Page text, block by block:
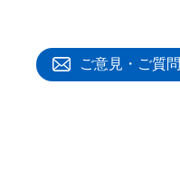
ご意見・ご質問